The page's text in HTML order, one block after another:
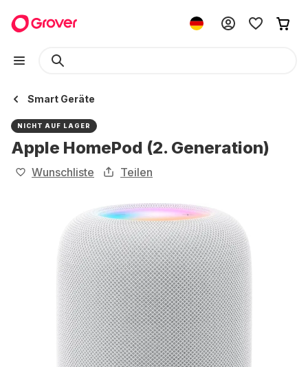
Smart Geräte
NICHT AUF LAGER
Apple HomePod (2. Generation)
Wunschliste Teilen